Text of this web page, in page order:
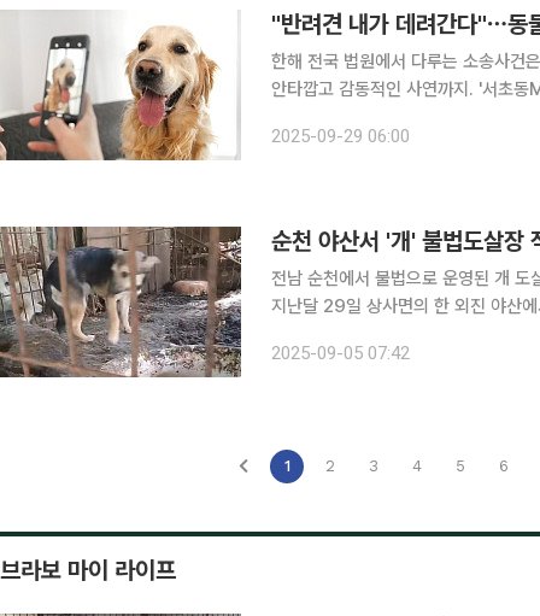
"반려견 내가 데려간다"⋯동
한해 전국 법원에서 다루는 소송사건
안타깝고 감동적인 사연까지. '서초
동물의 소유권을 놓고 법정에서 다투
2025-09-29 06:00
순천 야산서 '개' 불법도살장
전남 순천에서 불법으로 운영된 개 도살장이 적
지난달 29일 상사면의 한 외진 야산에서 불법 도살장이
이는 가스통과 냉장고, 기타 장비들도
2025-09-05 07:42
1 2 3 4 5 6
브라보 마이 라이프